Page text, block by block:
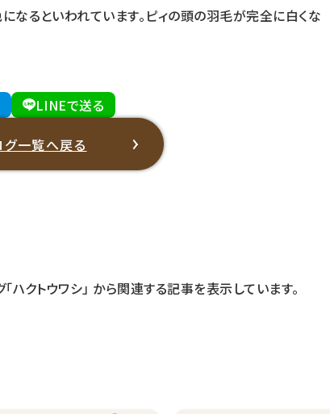
なるといわれています。ピィの頭の羽毛が完全に白くな
LINEで送る
グ一覧へ戻る
「ハクトウワシ」 から関連する記事を表示しています。